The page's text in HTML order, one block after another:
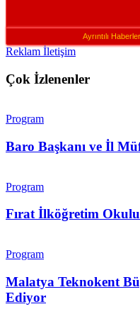
Ayrıntılı Haberler
Reklam İletişim
Çok İzlenenler
Program
Baro Başkanı ve İl
Program
Fırat İlköğretim
Program
Malatya Teknokent
Ediyor